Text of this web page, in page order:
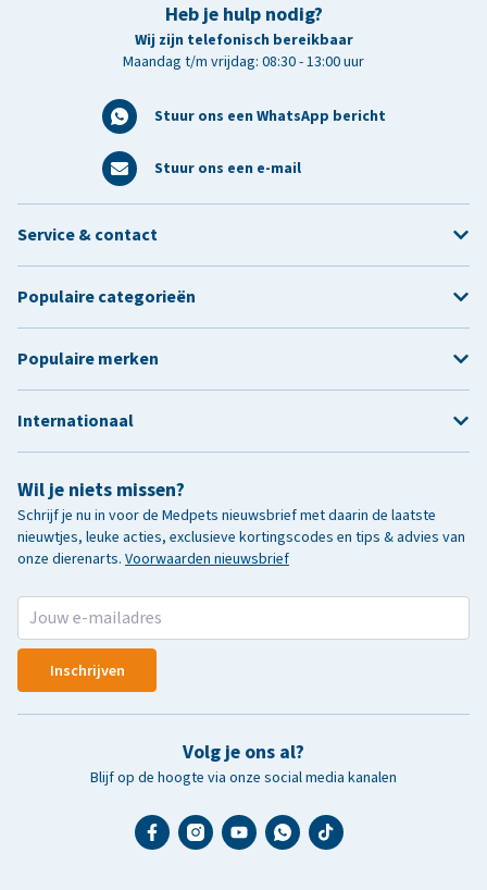
Heb je hulp nodig?
Wij zijn telefonisch bereikbaar
Maandag t/m vrijdag: 08:30 - 13:00 uur
Stuur ons een WhatsApp bericht
Stuur ons een e-mail
Wil je niets missen?
Schrijf je nu in voor de Medpets nieuwsbrief met daarin de laatste
nieuwtjes, leuke acties, exclusieve kortingscodes en tips & advies van
onze dierenarts. Voorwaarden nieuwsbrief
Inschrijven
Volg je ons al?
Blijf op de hoogte via onze social media kanalen
Service & contact
Populaire categorieën
Populaire merken
Internationaal